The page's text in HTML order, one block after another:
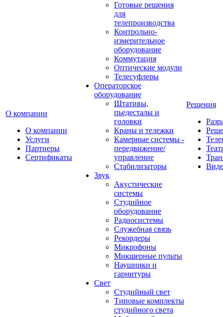
О компании
О компании
Услуги
Партнеры
Сертификаты
Готовые решения
для
телепроизводства
Контрольно-
измерительное
оборудование
Коммутация
Оптические модули
Телесуфлеры
Операторское
оборудование
Штативы,
пьедесталы и
головки
Краны и тележки
Камерные системы -
передвижение/
управление
Стабилизаторы
Звук
Акустические
системы
Студийное
оборудование
Радиосистемы
Служебная связь
Рекордеры
Микрофоны
Микшерные пульты
Наушники и
гарнитуры
Свет
Студийный свет
Типовые комплекты
студийного света
Решения